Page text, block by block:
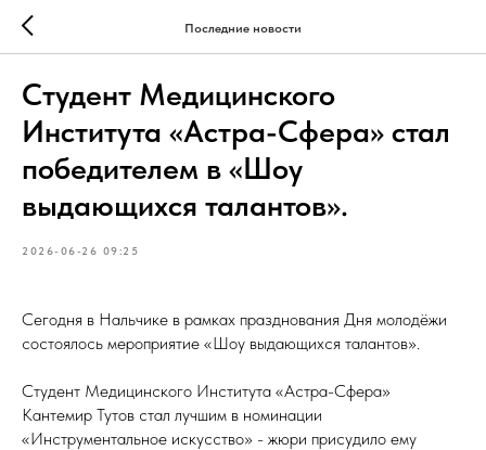
Последние новости
Студент Медицинского
Института «Астра-Сфера» стал
победителем в «Шоу
выдающихся талантов».
2026-06-26 09:25
Сегодня в Нальчике в рамках празднования Дня молодёжи
состоялось мероприятие «Шоу выдающихся талантов».
Студент Медицинского Института «Астра-Сфера»
Кантемир Тутов стал лучшим в номинации
«Инструментальное искусство» - жюри присудило ему